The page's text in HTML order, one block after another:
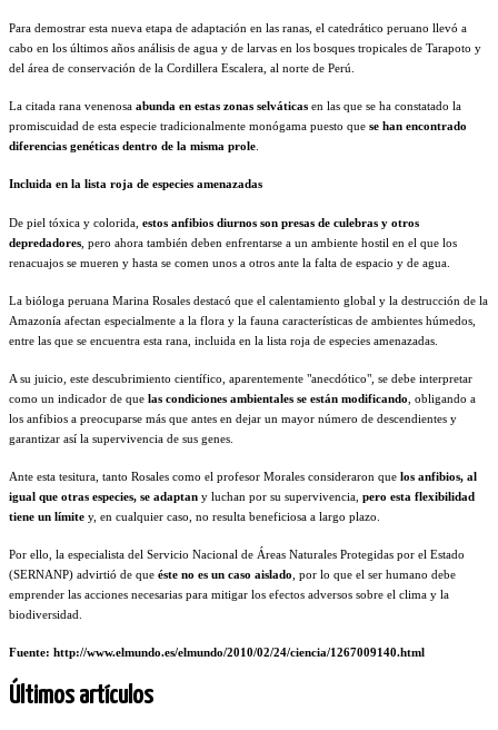
Para demostrar esta nueva etapa de adaptación en las ranas, el catedrático peruano llevó a
cabo en los últimos años análisis de agua y de larvas en los bosques tropicales de Tarapoto y
del área de conservación de la Cordillera Escalera, al norte de Perú.
La citada rana venenosa abunda en estas zonas selváticas en las que se ha constatado la
promiscuidad de esta especie tradicionalmente monógama puesto que se han encontrado
diferencias genéticas dentro de la misma prole
Incluida en la lista roja de especies amenazadas
De piel tóxica y colorida, estos anfibios diurnos son presas de culebras y otros
depredadores , pero ahora también deben enfrentarse a un ambiente hostil en el que los
renacuajos se mueren y hasta se comen unos a otros ante la falta de espacio y de agua.
La bióloga peruana Marina Rosales destacó que el calentamiento global y la destrucción de la
Amazonía afectan especialmente a la flora y la fauna características de ambientes húmedos,
entre las que se encuentra esta rana, incluida en la lista roja de especies amenazadas.
A su juicio, este descubrimiento científico, aparentemente "anecdótico", se debe interpretar
como un indicador de que las condiciones ambientales se están modificando , obligando a
los anfibios a preocuparse más que antes en dejar un mayor número de descendientes y
garantizar así la supervivencia de sus genes.
Ante esta tesitura, tanto Rosales como el profesor Morales consideraron que los anfibios, al
igual que otras especies, se adaptan y luchan por su supervivencia, pero esta flexibilidad
tiene un límite y, en cualquier caso, no resulta beneficiosa a largo plazo.
Por ello, la especialista del Servicio Nacional de Áreas Naturales Protegidas por el Estado
(SERNANP) advirtió de que éste no es un caso aislado , por lo que el ser humano debe
emprender las acciones necesarias para mitigar los efectos adversos sobre el clima y la
biodiversidad.
Fuente: http://www.elmundo.es/elmundo/2010/02/24/ciencia/1267009140.html
Últimos artículos